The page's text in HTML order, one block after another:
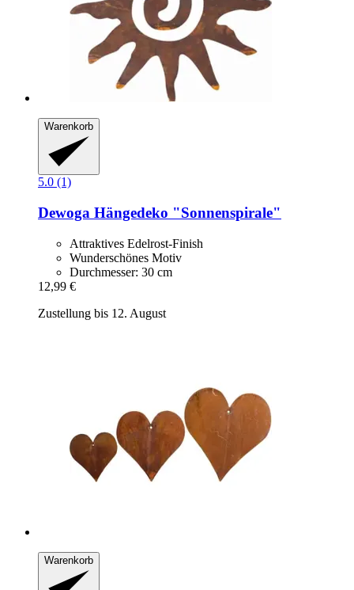
Warenkorb
5.0 (1)
Dewoga Hängedeko "Sonnenspirale"
Attraktives Edelrost-Finish
Wunderschönes Motiv
Durchmesser: 30 cm
12,99 €
Zustellung bis 12. August
Warenkorb